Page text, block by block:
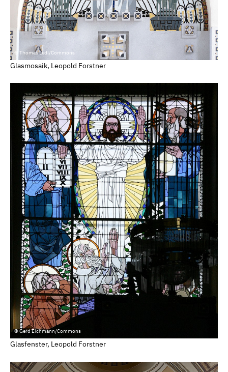
© Thomas Ledl/Commons
Glasmosaik, Leopold Forstner
© Gerd Eichmann/Commons
Glasfenster, Leopold Forstner